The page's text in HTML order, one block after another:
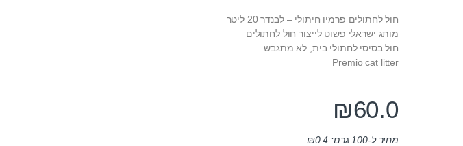
חול לחתולים פרמיו חיתולי – לבנדר 20 ליטר
מותג ישראלי פשוט לייצור חול לחתולים
חול בסיסי לחתולי בית, לא מתגבש
Premio cat litter
₪60.0
מחיר ל-100 גרם: ₪0.4